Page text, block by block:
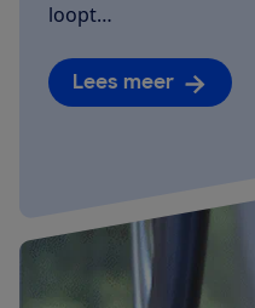
loopt…
Lees meer